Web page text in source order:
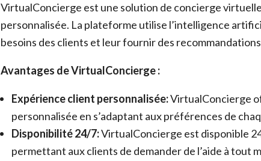
VirtualConcierge est une solution de concierge
personnalisée. La plateforme utilise l’intelligence
besoins des clients et leur fournir des
Avantages de VirtualConcierge :
Expérience client personnalisée:VirtualConcierge
personnalisée en s’adaptant aux préférences de
Disponibilité 24/7:VirtualConcierge est disponible
permettant aux clients de demander de l’aide à tout